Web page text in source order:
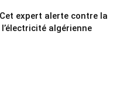
expert alerte contre la
algérienne